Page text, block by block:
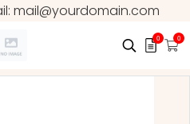
mail@yourdomain.com
0 0